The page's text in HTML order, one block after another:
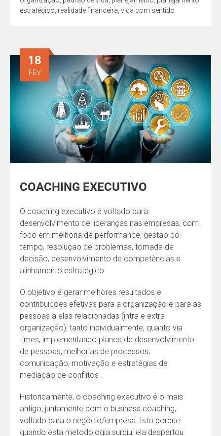
estratégico, realidade financeira, vida com sentido
COACHING EXECUTIVO
18
FEV
O coaching executivo é voltado para
desenvolvimento de lideranças nas empresas, com
foco em melhoria de performance, gestão do
tempo, resolução de problemas, tomada de
decisão, desenvolvimento de competências e
alinhamento estratégico.
O objetivo é gerar melhores resultados e
contribuições efetivas para a organização e para as
pessoas a elas relacionadas (intra e extra
organização), tanto individualmente, quanto via
times, implementando planos de desenvolvimento
de pessoas, melhorias de processos,
comunicação, motivação e estratégias de
mediação de conflitos .
Historicamente, o coaching executivo é o mais
antigo, juntamente com o business coaching,
voltado para o negócio/empresa. Isto porque
quando esta metodologia surgiu, ela despertou